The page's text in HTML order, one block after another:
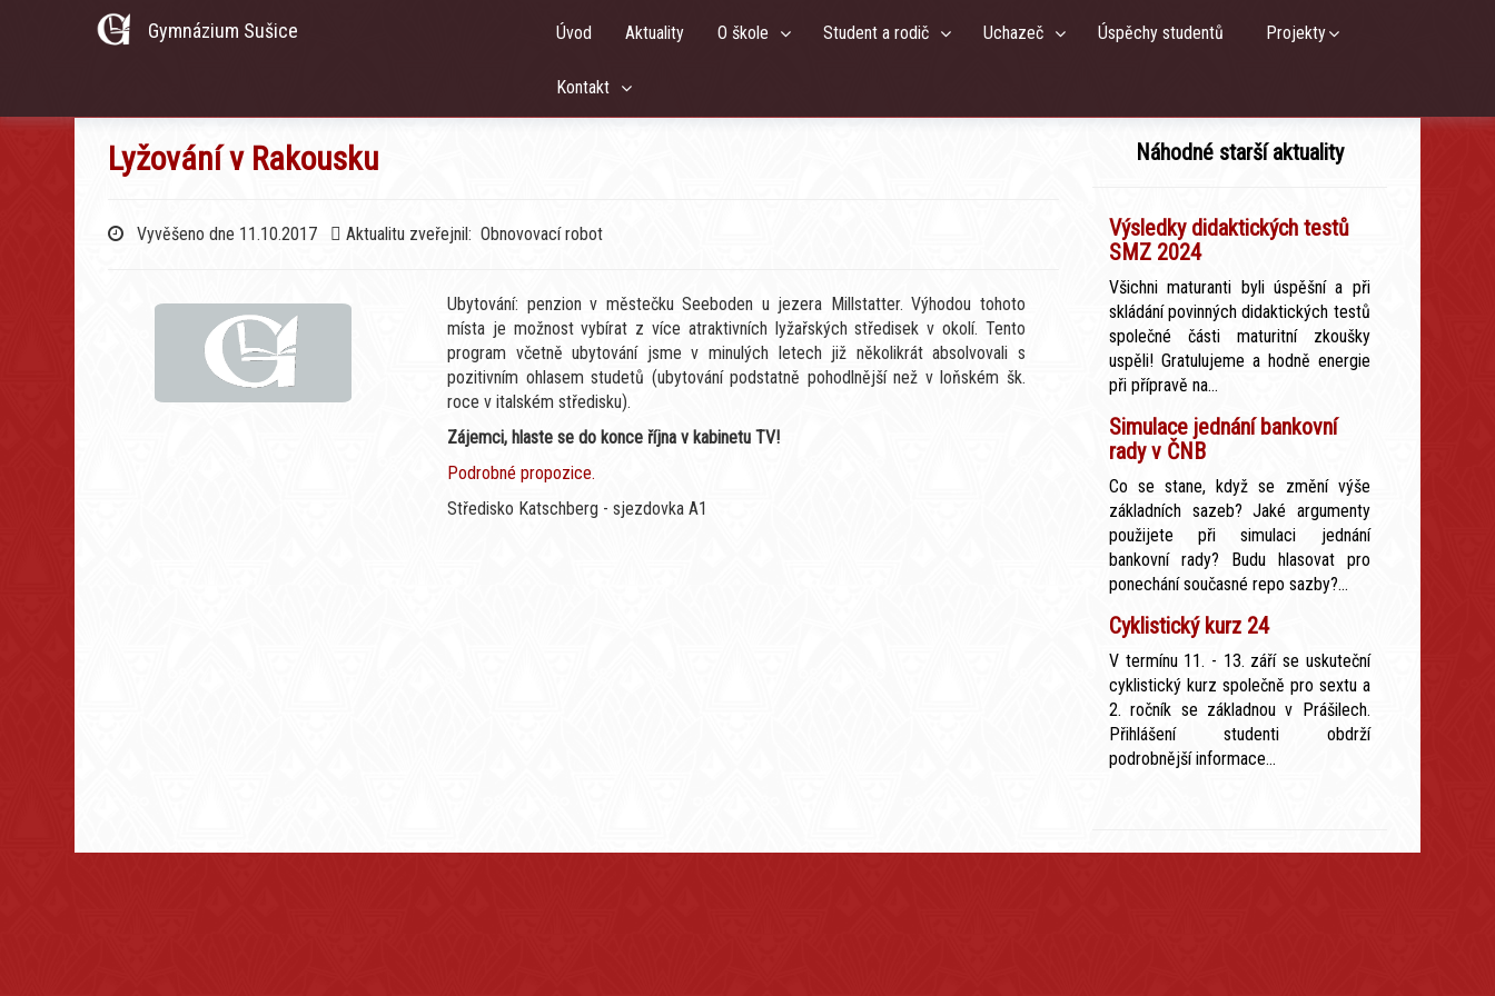
Gymnázium Sušice Úvod Aktuality O škole Student a rodič Uchazeč Úspěchy studentů Projekty
Kontakt
Lyžování v Rakousku
Vyvěšeno dne 11.10.2017 Aktualitu zveřejnil: Obnovovací robot
Ubytování: penzion v městečku Seeboden u jezera Millstatter. Výhodou tohoto
místa je možnost vybírat z více atraktivních lyžařských středisek v okolí. Tento
program včetně ubytování jsme v minulých letech již několikrát absolvovali s
pozitivním ohlasem studetů (ubytování podstatně pohodlnější než v loňském šk.
roce v italském středisku).
Zájemci, hlaste se do konce října v kabinetu TV!
Podrobné propozice.
Středisko Katschberg - sjezdovka A1
Náhodné starší aktuality
Výsledky didaktických testů
SMZ 2024
Všichni maturanti byli úspěšní a při
skládání povinných didaktických testů
společné části maturitní zkoušky
uspěli! Gratulujeme a hodně energie
při přípravě na...
Simulace jednání bankovní
rady v ČNB
Co se stane, když se změní výše
základních sazeb? Jaké argumenty
použijete při simulaci jednání
bankovní rady? Budu hlasovat pro
ponechání současné repo sazby?...
Cyklistický kurz 24
V termínu 11. - 13. září se uskuteční
cyklistický kurz společně pro sextu a
2. ročník se základnou v Prášilech.
Přihlášení studenti obdrží
podrobnější informace...